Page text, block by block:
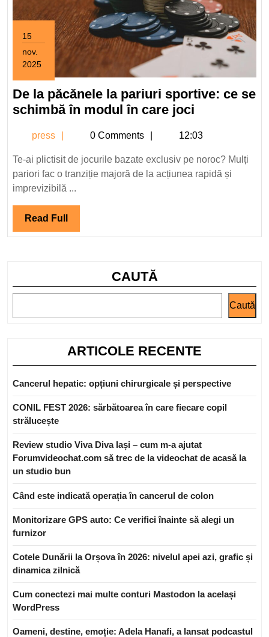
15
nov.
2025
noiembrie
2025
De la păcănele la pariuri sportive: ce se
schimbă în modul în care joci
păcănele
la
pariuri
schimbă
care
press press0 Comments 12:03
Te-ai plictisit de jocurile bazate exclusiv pe noroc? Mulți
pariori fac o tranziție majoră de la acțiunea rapidă și
imprevizibilă ...
Read Full Read
Full
CAUTĂ
Caută
ARTICOLE RECENTE
Cancerul hepatic: opțiuni chirurgicale și perspective
CONIL FEST 2026: sărbătoarea în care fiecare copil
strălucește
Review studio Viva Diva Iași – cum m-a ajutat
Forumvideochat.com să trec de la videochat de acasă la
un studio bun
Când este indicată operația în cancerul de colon
Monitorizare GPS auto: Ce verifici înainte să alegi un
furnizor
Cotele Dunării la Orșova în 2026: nivelul apei azi, grafic și
dinamica zilnică
Cum conectezi mai multe conturi Mastodon la același
WordPress
Oameni, destine, emoție: Adela Hanafi, a lansat podcastul